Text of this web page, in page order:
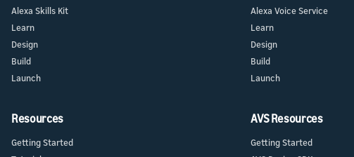
Alexa Skills Kit
Learn
Design
Build
Launch
Resources
Getting Started
Alexa Voice Service
Learn
Design
Build
Launch
AVS Resources
Getting Started